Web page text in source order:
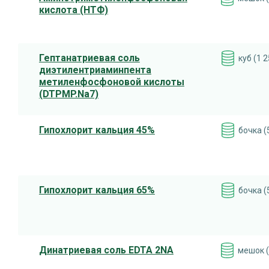
кислота (НТФ)
Гептанатриевая соль
диэтилентриаминпента
метиленфосфоновой кислоты
(DTPMP.Na7)
куб (1
Гипохлорит кальция 45% бочка
Гипохлорит кальция 65% бочка
Динатриевая соль EDTA 2NA мешок